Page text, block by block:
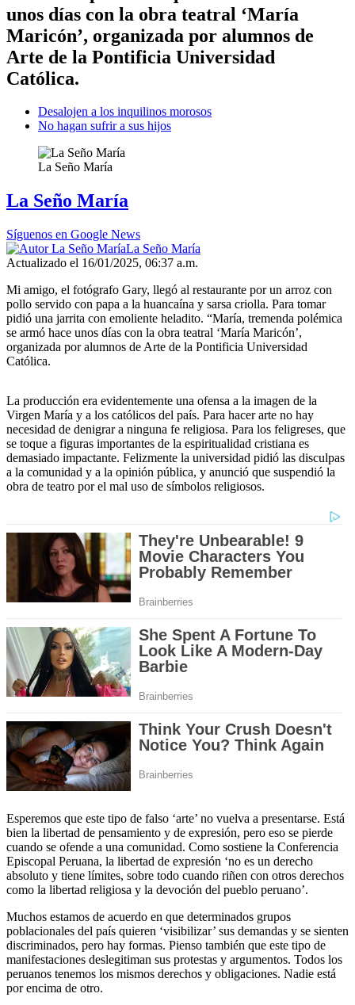
unos días con la obra teatral ‘María
Maricón’, organizada por alumnos de
Arte de la Pontificia Universidad
Católica.
Desalojen a los inquilinos morosos
No hagan sufrir a sus hijos
La Seño María
La Seño María
Síguenos en Google News
La Seño María
Actualizado el 16/01/2025, 06:37 a.m.
Mi amigo, el fotógrafo Gary, llegó al restaurante por un arroz con
pollo servido con papa a la huancaína y sarsa criolla. Para tomar
pidió una jarrita con emoliente heladito. “María, tremenda polémica
se armó hace unos días con la obra teatral ‘María Maricón’,
organizada por alumnos de Arte de la Pontificia Universidad
Católica.
La producción era evidentemente una ofensa a la imagen de la
Virgen María y a los católicos del país. Para hacer arte no hay
necesidad de denigrar a ninguna fe religiosa. Para los feligreses, que
se toque a figuras importantes de la espiritualidad cristiana es
demasiado impactante. Felizmente la universidad pidió las disculpas
a la comunidad y a la opinión pública, y anunció que suspendió la
obra de teatro por el mal uso de símbolos religiosos.
Esperemos que este tipo de falso ‘arte’ no vuelva a presentarse. Está
bien la libertad de pensamiento y de expresión, pero eso se pierde
cuando se ofende a una comunidad. Como sostiene la Conferencia
Episcopal Peruana, la libertad de expresión ‘no es un derecho
absoluto y tiene límites, sobre todo cuando riñen con otros derechos
como la libertad religiosa y la devoción del pueblo peruano’.
Muchos estamos de acuerdo en que determinados grupos
poblacionales del país quieren ‘visibilizar’ sus demandas y se sienten
discriminados, pero hay formas. Pienso también que este tipo de
manifestaciones deslegitiman sus protestas y argumentos. Todos los
peruanos tenemos los mismos derechos y obligaciones. Nadie está
por encima de otro.